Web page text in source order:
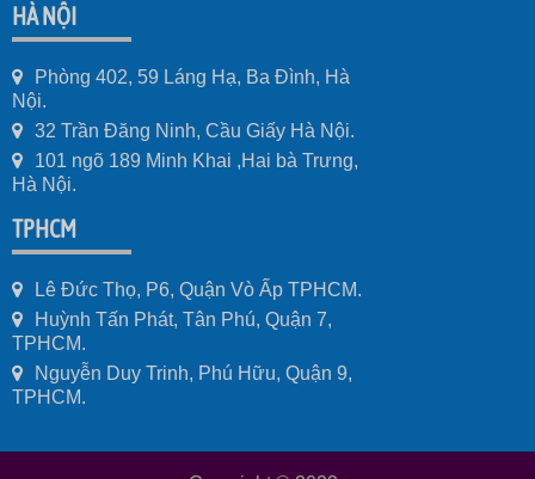
HÀ NỘI
Phòng 402, 59 Láng Hạ, Ba Đình, Hà
Nội.
32 Trần Đăng Ninh, Cầu Giấy Hà Nội.
101 ngõ 189 Minh Khai ,Hai bà Trưng,
Hà Nội.
TPHCM
Lê Đức Thọ, P6, Quận Vò Ấp TPHCM.
Huỳnh Tấn Phát, Tân Phú, Quận 7,
TPHCM.
Nguyễn Duy Trinh, Phú Hữu, Quận 9,
TPHCM.